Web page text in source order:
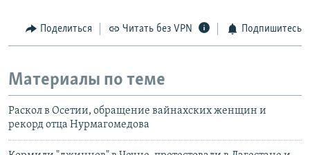
Поделиться Читать без VPN Подпишитесь
Материалы по теме
Раскол в Осетии, обращение вайнахских женщин и
рекорд отца Нурмагомедова